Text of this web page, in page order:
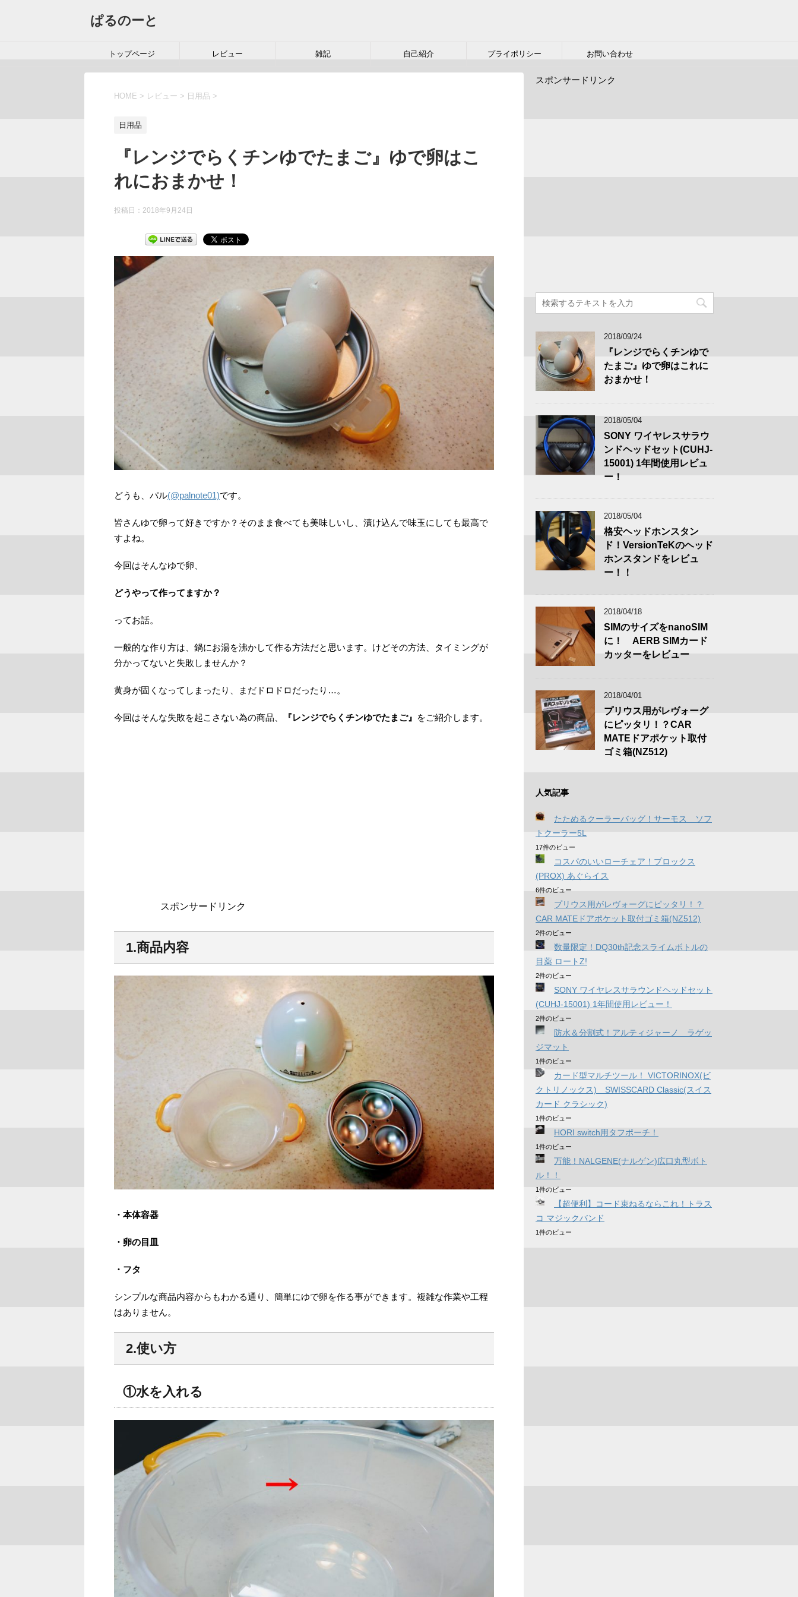
ぱるのーと
トップページ レビュー 雑記 自己紹介 プライポリシー お問い合わせ
HOME > レビュー > 日用品 >
日用品
『レンジでらくチンゆでたまご』ゆで卵はこ
れにおまかせ！
投稿日： 2018年9月24日
どうも、パル(@palnote01)です。
皆さんゆで卵って好きですか？そのまま食べても美味しいし、漬け込んで味玉にしても最高で
すよね。
今回はそんなゆで卵、
どうやって作ってますか？
ってお話。
一般的な作り方は、鍋にお湯を沸かして作る方法だと思います。けどその方法、タイミングが
分かってないと失敗しませんか？
黄身が固くなってしまったり、まだドロドロだったり…。
今回はそんな失敗を起こさない為の商品、 『レンジでらくチンゆでたまご』 をご紹介します。
スポンサードリンク
1.商品内容
・本体容器
・卵の目皿
・フタ
シンプルな商品内容からもわかる通り、簡単にゆで卵を作る事ができます。複雑な作業や工程
はありません。
2.使い方
①水を入れる
スポンサードリンク
2018/09/24
『レンジでらくチンゆで
たまご』ゆで卵はこれに
おまかせ！
2018/05/04
SONY ワイヤレスサラウ
ンドヘッドセット(CUHJ-
15001) 1年間使用レビュ
ー！
2018/05/04
格安ヘッドホンスタン
ド！VersionTeKのヘッド
ホンスタンドをレビュ
ー！！
2018/04/18
SIMのサイズをnanoSIM
に！ AERB SIMカード
カッターをレビュー
2018/04/01
プリウス用がレヴォーグ
にピッタリ！？CAR
MATEドアポケット取付
ゴミ箱(NZ512)
人気記事
たためるクーラーバッグ！サーモス ソフ
トクーラー5L
17件のビュー
コスパのいいローチェア！プロックス
(PROX) あぐらイス
6件のビュー
プリウス用がレヴォーグにピッタリ！？
CAR MATEドアポケット取付ゴミ箱(NZ512)
2件のビュー
数量限定！DQ30th記念スライムボトルの
目薬 ロートZ!
2件のビュー
SONY ワイヤレスサラウンドヘッドセット
(CUHJ-15001) 1年間使用レビュー！
2件のビュー
防水＆分割式！アルティジャーノ ラゲッ
ジマット
1件のビュー
カード型マルチツール！ VICTORINOX(ビ
クトリノックス) SWISSCARD Classic(スイス
カード クラシック)
1件のビュー
HORI switch用タフポーチ！
1件のビュー
万能！NALGENE(ナルゲン)広口丸型ボト
ル！！
1件のビュー
【超便利】コード束ねるならこれ！トラス
コ マジックバンド
1件のビュー